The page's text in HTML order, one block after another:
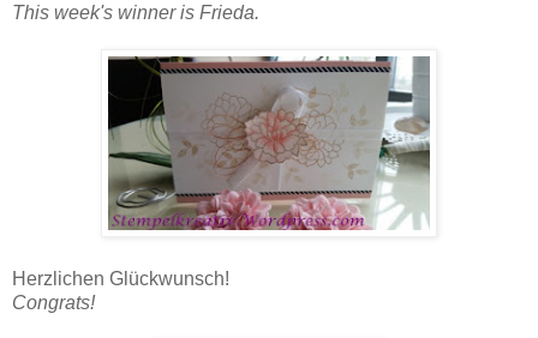
This week's winner is Frieda.
Herzlichen Glückwunsch!
Congrats!